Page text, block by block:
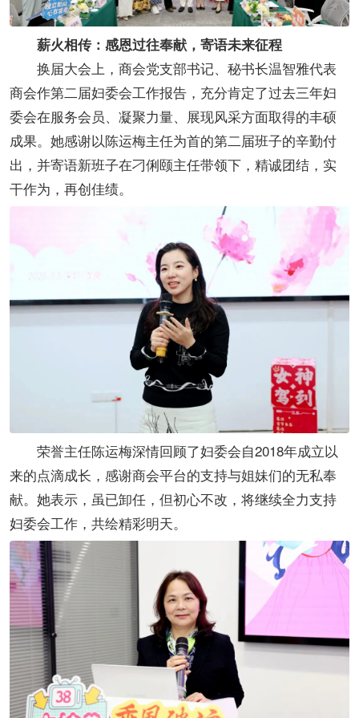
薪火相传：感恩过往奉献，寄语未来征程
换届大会上，商会党支部书记、秘书长温智雅代表
商会作第二届妇委会工作报告，充分肯定了过去三年妇
委会在服务会员、凝聚力量、展现风采方面取得的丰硕
成果。她感谢以陈运梅主任为首的第二届班子的辛勤付
出，并寄语新班子在刁俐颐主任带领下，精诚团结，实
干作为，再创佳绩。
荣誉主任陈运梅深情回顾了妇委会自2018年成立以
来的点滴成长，感谢商会平台的支持与姐妹们的无私奉
献。她表示，虽已卸任，但初心不改，将继续全力支持
妇委会工作，共绘精彩明天。